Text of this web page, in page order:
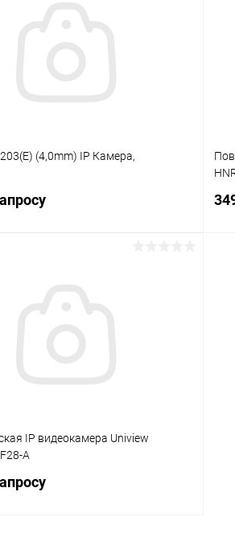
(4,0mm) IP Камера,
IP видеокамера Uniview
A